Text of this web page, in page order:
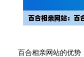
百合相亲网站的优势